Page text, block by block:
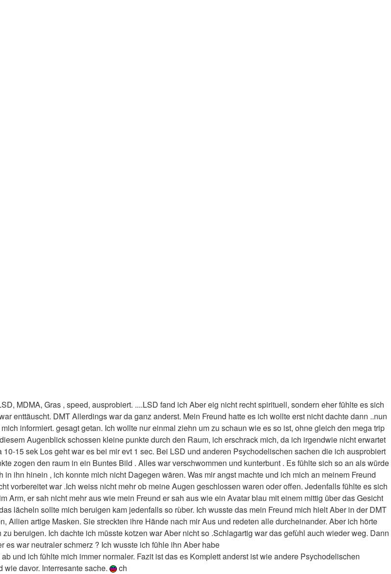
MDMA, Gras , speed, ausprobiert. ....LSD fand ich Aber eig nicht recht spirituell, sondern eher fūhlte es sich
enttäuscht. DMT Allerdings war da ganz anderst. Mein Freund hatte es ich wollte erst nicht dachte dann ..nun
informiert. gesagt getan. Ich wollte nur einmal ziehn um zu schaun wie es so ist, ohne gleich den mega trip
Augenblick schossen kleine punkte durch den Raum, ich erschrack mich, da ich irgendwie nicht erwartet
15 sek Los geht war es bei mir evt 1 sec. Bei LSD und anderen Psychodelischen sachen die ich ausprobiert
zogen den raum in ein Buntes Bild . Alles war verschwommen und kunterbunt . Es fūhlte sich so an als wūrde
ihn hinein , ich konnte mich nicht Dagegen wären. Was mir angst machte und ich mich an meinem Freund
vorbereitet war .Ich weiss nicht mehr ob meine Augen geschlossen waren oder offen. Jedenfalls fūhlte es sich
Arm, er sah nicht mehr aus wie mein Freund er sah aus wie ein Avatar blau mit einem mittig ūber das Gesicht
lächeln sollte mich beruigen kam jedenfalls so rùber. Ich wusste das mein Freund mich hielt Aber in der DMT
Ailien artige Masken. Sie streckten ihre Hände nach mir Aus und redeten alle durcheinander. Aber ich hörte
beruigen. Ich dachte ich mūsste kotzen war Aber nicht so .Schlagartig war das gefùhl auch wieder weg. Dann
war neutraler schmerz ? Ich wusste ich fūhle ihn Aber habe
und ich fūhlte mich immer normaler. Fazit ist das es Komplett anderst ist wie andere Psychodelischen
davor. Interresante sache.
ch